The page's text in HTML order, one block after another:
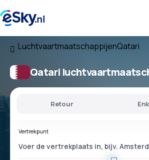
LuchtvaartmaatschappijenQatari
Qatari
Retour
Vertrekpunt